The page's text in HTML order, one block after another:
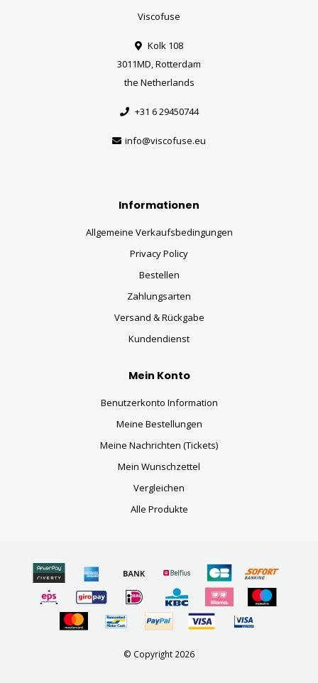
Viscofuse
Kolk 108
3011MD, Rotterdam
the Netherlands
+31 6 29450744
info@viscofuse.eu
Informationen
Allgemeine Verkaufsbedingungen
Privacy Policy
Bestellen
Zahlungsarten
Versand & Rückgabe
Kundendienst
Mein Konto
Benutzerkonto Information
Meine Bestellungen
Meine Nachrichten (Tickets)
Mein Wunschzettel
Vergleichen
Alle Produkte
© Copyright 2026